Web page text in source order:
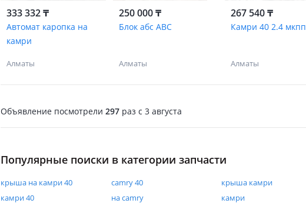
333 332 ₸
Автомат каропка на
камри
Алматы
250 000 ₸
Блок абс ABC
Алматы
267 540 ₸
Камри 40 2.4 мкпп
Алматы
Объявление посмотрели 297 раз c 3 августа
Популярные поиски в категории запчасти
крыша на камри 40 camry 40 крыша камри
камри 40
на camry камри